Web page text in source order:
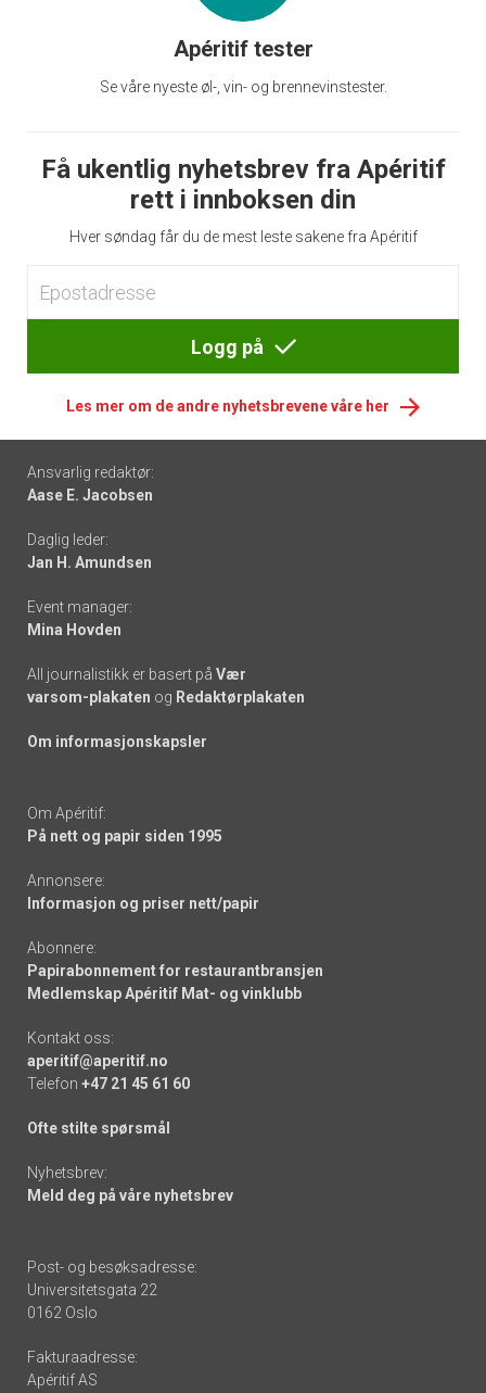
Apéritif tester
Se våre nyeste øl-, vin- og brennevinstester.
Få ukentlig nyhetsbrev fra Apéritif
rett i innboksen din
Hver søndag får du de mest leste sakene fra Apéritif
Logg på
Les mer om de andre nyhetsbrevene våre her
Footer
-
links
Ansvarlig redaktør:
Aase E. Jacobsen
Daglig leder:
Jan H. Amundsen
Event manager:
Mina Hovden
All journalistikk er basert på Vær
varsom-plakaten og Redaktørplakaten
Om informasjonskapsler
Om Apéritif:
På nett og papir siden 1995
Annonsere:
Informasjon og priser nett/papir
Abonnere:
Papirabonnement for restaurantbransjen
Medlemskap Apéritif Mat- og vinklubb
Kontakt oss:
aperitif@aperitif.no
Telefon +47 21 45 61 60
Ofte stilte spørsmål
Nyhetsbrev:
Meld deg på våre nyhetsbrev
Post- og besøksadresse:
Universitetsgata 22
0162 Oslo
Fakturaadresse:
Apéritif AS